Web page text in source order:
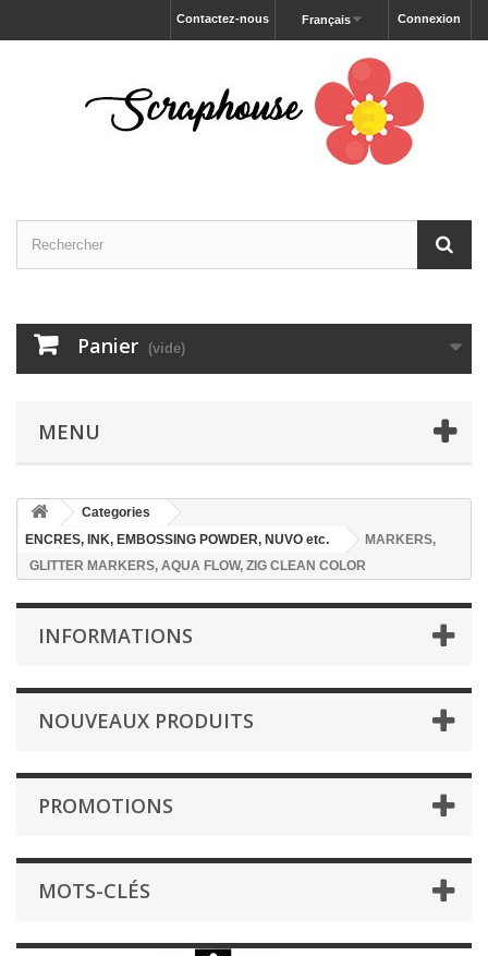
Connexion
Français
Contactez-nous
Panier (vide)
MENU
Categories
ENCRES, INK, EMBOSSING POWDER, NUVO etc.
MARKERS,
GLITTER MARKERS, AQUA FLOW, ZIG CLEAN COLOR
INFORMATIONS
NOUVEAUX PRODUITS
PROMOTIONS
MOTS-CLÉS